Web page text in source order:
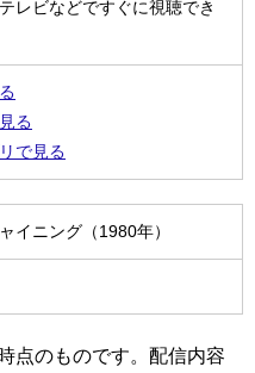
レビなどですぐに視聴でき
る
で見る
イニング（1980年）
点のものです。配信内容